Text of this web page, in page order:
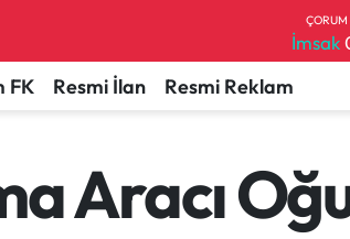
İmsak
FK Resmi İlan Resmi Reklam
Aracı